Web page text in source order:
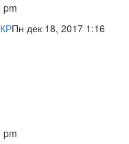
pm
Пн дек 18, 2017 1:16
pm